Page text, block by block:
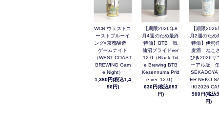
WCB ウェストコ
ーストブルーイ
ング×京都醸造
ゲームナイト
（WEST COAST
BREWING Gam
e Night）
1,360円(税込1,4
96円)
【期限2026年8
月4週のため最終
特価】BTB 気
仙沼プライドver
12.0（Black Tid
e Brewing BTB
Kesennuma Prid
e ver. 12.0）
630円(税込693
円)
【期限2026
月2週のため
特価】伊勢
麦酒 ねこ
びき2026リ
ーアル版 缶
SEKADOYA
ER NEKO
IKI2026
900円(税込
円)